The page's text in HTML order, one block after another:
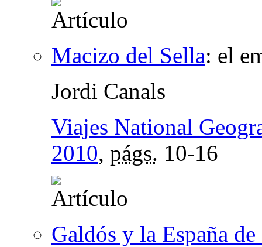
Macizo del Sella: el
Jordi Canals
Viajes National
2010, págs. 10-16
Galdós y la España